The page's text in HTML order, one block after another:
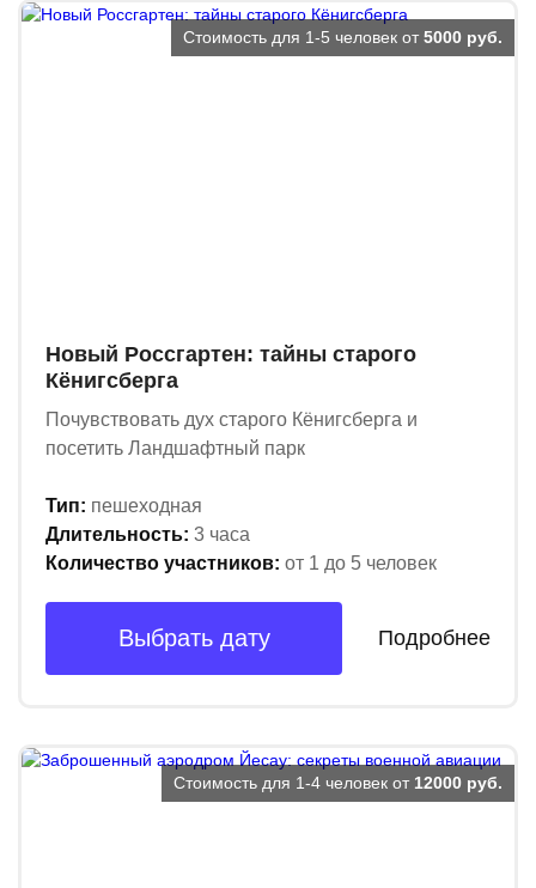
Новый Россгартен: тайны старого
Кёнигсберга
Почувствовать дух старого Кёнигсберга и
посетить Ландшафтный парк
Тип: пешеходная
Длительность: 3 часа
Количество участников: от 1 до 5 человек
Стоимость для 1-5 человек от 5000 руб.
Выбрать дату Подробнее
Стоимость для 1-4 человек от 12000 руб.